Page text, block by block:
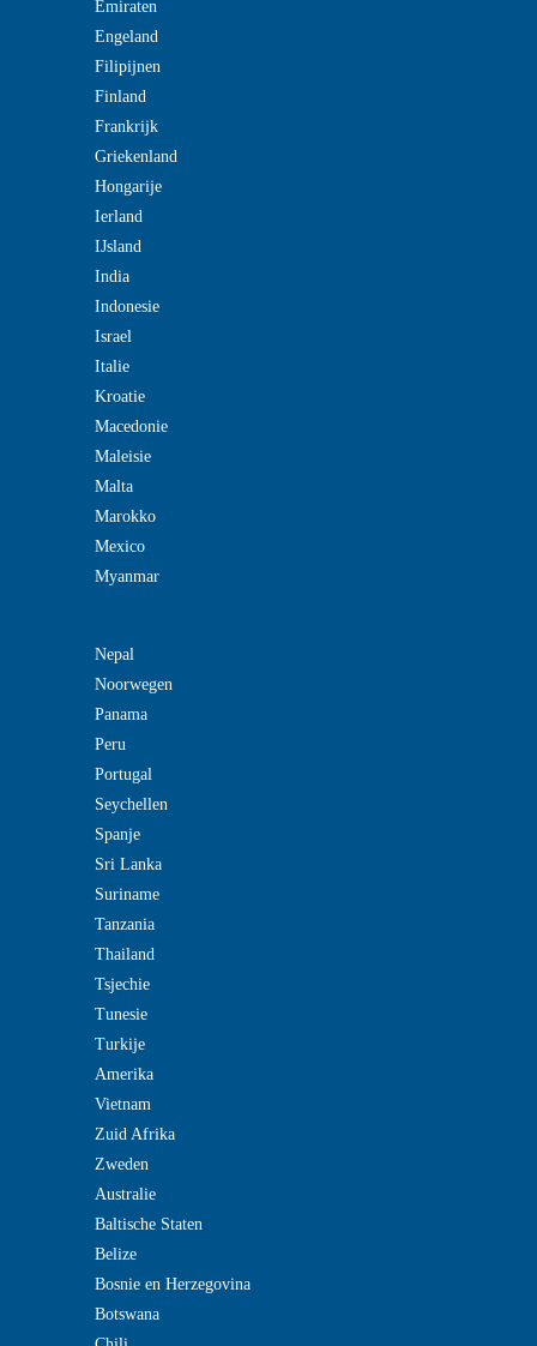
Emiraten
Engeland
Filipijnen
Finland
Frankrijk
Griekenland
Hongarije
Ierland
IJsland
India
Indonesie
Israel
Italie
Kroatie
Macedonie
Maleisie
Malta
Marokko
Mexico
Myanmar
Nepal
Noorwegen
Panama
Peru
Portugal
Seychellen
Spanje
Sri Lanka
Suriname
Tanzania
Thailand
Tsjechie
Tunesie
Turkije
Amerika
Vietnam
Zuid Afrika
Zweden
Australie
Baltische Staten
Belize
Bosnie en Herzegovina
Botswana